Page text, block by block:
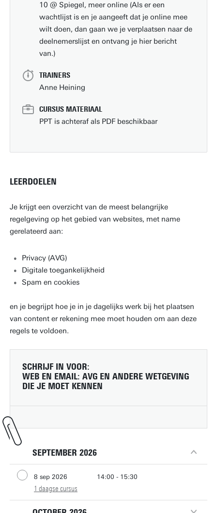
10 @ Spiegel, meer online (Als er een
wachtlijst is en je aangeeft dat je online mee
wilt doen, dan gaan we je verplaatsen naar de
deelnemerslijst en ontvang je hier bericht
van.)
TRAINERS
Anne Heining
CURSUS MATERIAAL
PPT is achteraf als PDF beschikbaar
LEERDOELEN
Je krijgt een overzicht van de meest belangrijke
regelgeving op het gebied van websites, met name
gerelateerd aan:
Privacy (AVG)
Digitale toegankelijkheid
Spam en cookies
en je begrijpt hoe je in je dagelijks werk bij het plaatsen
van content er rekening mee moet houden om aan deze
regels te voldoen.
SCHRIJF IN VOOR:
WEB EN EMAIL: AVG EN ANDERE WETGEVING
DIE JE MOET KENNEN
SEPTEMBER 2026
8 sep 2026 14:00 - 15:30
1 daagse cursus